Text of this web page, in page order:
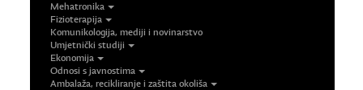
Mehatronika
Fizioterapija
Komunikologija, mediji i novinarstvo
Umjetnički studiji
Ekonomija
Odnosi s javnostima
Ambalaža, recikliranje i zaštita okoliša